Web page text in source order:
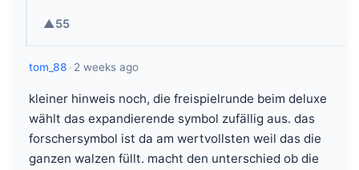
▲55
tom_88 2 weeks ago
kleiner hinweis noch, die freispielrunde beim deluxe
wählt das expandierende symbol zufällig aus. das
forschersymbol ist da am wertvollsten weil das die
ganzen walzen füllt. macht den unterschied ob die